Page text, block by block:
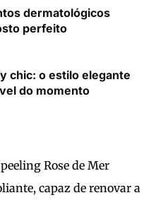
dermatológicos
perfeito
chic: o estilo elegante
do momento
Rose de Mer
capaz de renovar a